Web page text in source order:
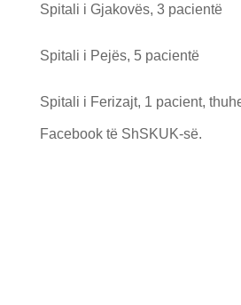
Spitali i Gjakovës, 3 pacientë
Spitali i Pejës, 5 pacientë
Spitali i Ferizajt, 1 pacient,
Facebook të ShSKUK-së.